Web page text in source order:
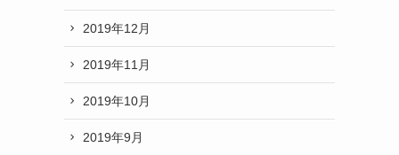
2019年12月
2019年11月
2019年10月
2019年9月